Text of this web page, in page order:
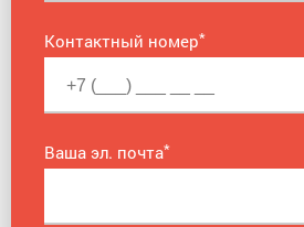
Контактный номер*
Ваша эл. почта*